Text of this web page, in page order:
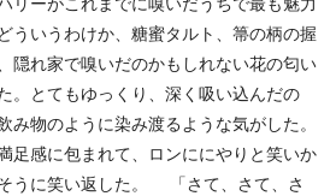
ういうわけか、糖蜜タルト、箒の柄の握
隠れ家で嗅いだのかもしれない花の匂い
。とてもゆっくり、深く吸い込んだの
み物のように染み渡るような気がした。
足感に包まれて、ロンににやりと笑いか
うに笑い返した。 「さて、さて、さ